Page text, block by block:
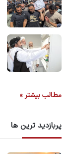
مطالب بیشتر »
پربازدید ترین ها